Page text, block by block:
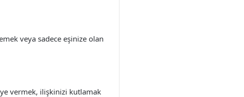
veya sadece eşinize olan
vermek, ilişkinizi kutlamak